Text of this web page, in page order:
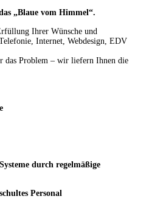
„Blaue vom Himmel“.
Ihrer Wünsche und
Internet, Webdesign, EDV
das Problem – wir liefern Ihnen die
durch regelmäßige
Personal